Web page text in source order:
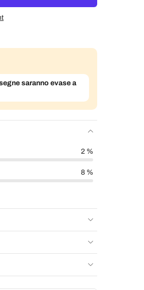
saranno evase a
2 %
8 %